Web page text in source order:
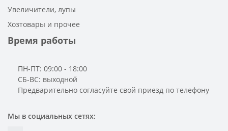
Увеличители, лупы
Хозтовары и прочее
Время работы
ПН-ПТ: 09:00 - 18:00
СБ-ВС: выходной
Предварительно согласуйте свой приезд по телефону
Мы в социальных сетях: